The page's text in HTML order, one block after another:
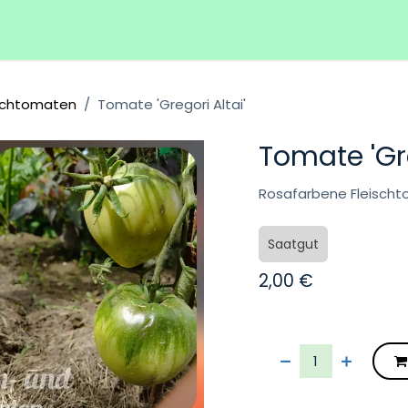
Tomate 'Gregori Altai'
Tomate
Rosafarbene
Saatgut
2,00 €